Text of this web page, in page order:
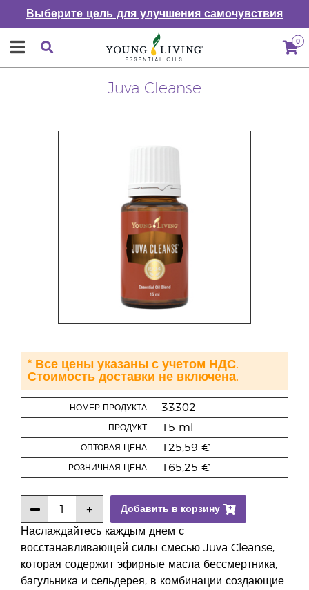
Выберите цель для улучшения самочувствия
0
Juva Cleanse
Наслаждайтесь каждым днем с
восстанавливающей силы смесью Juva Cleanse,
которая содержит эфирные масла бессмертника,
багульника и сельдерея, в комбинации создающие
НОМЕР ПРОДУКТА 33302
ПРОДУКТ 15 ml
ОПТОВАЯ ЦЕНА 125,59 €
РОЗНИЧНАЯ ЦЕНА 165,25 €
Добавить в корзину
* Все цены указаны с учетом НДС.
Стоимость доставки не включена.